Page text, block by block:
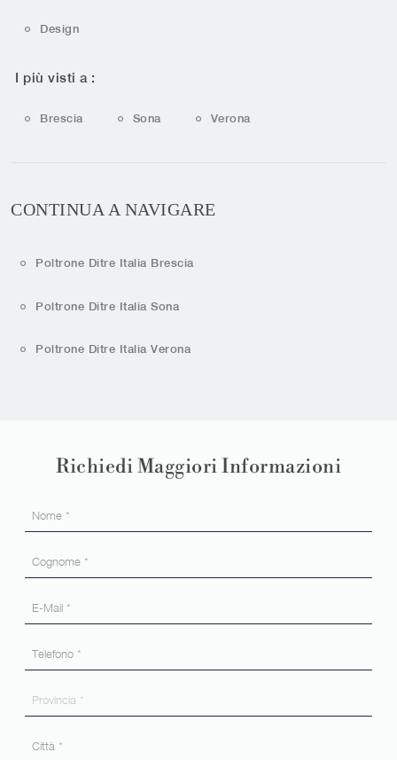
Design
I più visti a :
Brescia Sona Verona
CONTINUA A NAVIGARE
Poltrone Ditre Italia Brescia
Poltrone Ditre Italia Sona
Poltrone Ditre Italia Verona
Richiedi Maggiori Informazioni